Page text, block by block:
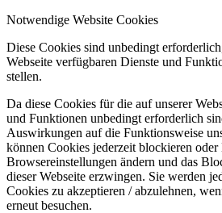
Notwendige Website Cookies
Diese Cookies sind unbedingt
Webseite verfügbaren Dienste und
stellen.
Da diese Cookies für die auf unserer
und Funktionen unbedingt erforderlich
Auswirkungen auf die Funktionsweise
können Cookies jederzeit blockieren
Browsereinstellungen ändern und das
dieser Webseite erzwingen. Sie werden
Cookies zu akzeptieren / abzulehnen,
erneut besuchen.